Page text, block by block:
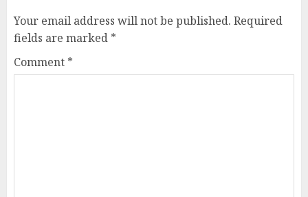
Your email address will not be published. Required
fields are marked *
Comment *